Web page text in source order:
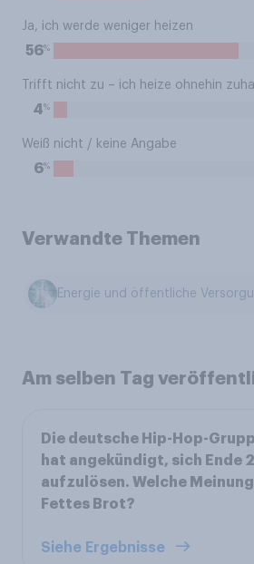
Ja, ich werde weniger heizen
56%
Trifft nicht zu – ich heize ohnehin
4%
Weiß nicht / keine Angabe
6%
Verwandte Themen
Energie und öffentliche
Am selben Tag
Die deutsche Hip-Hop-
hat angekündigt, sich Ende
aufzulösen. Welche Meinung
Fettes Brot?
Siehe Ergebnisse